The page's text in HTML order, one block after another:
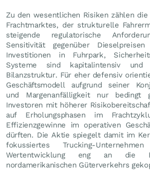
Zu den wesentlichen Risiken zählen
Frachtmarktes, der strukturelle
steigende regulatorische
Sensitivität gegenüber
Investitionen in Fuhrpark,
Systeme sind kapitalintensiv und
Bilanzstruktur. Für eher defensiv
Geschäftsmodell aufgrund seiner
und Margenanfälligkeit nur bedingt
Investoren mit höherer
auf Erholungsphasen im
Effizienzgewinne im operativen
dürften. Die Aktie spiegelt damit im
fokussiertes Trucking-
Wertentwicklung eng an die
nordamerikanischen Güterverkehrs